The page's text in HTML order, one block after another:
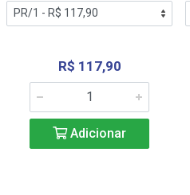
R$ 117,90
Adicionar